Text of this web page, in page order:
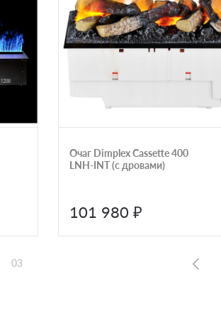
Очаг Dimplex Cassette 400
LNH-INT (с дровами)
101 980 ₽
03